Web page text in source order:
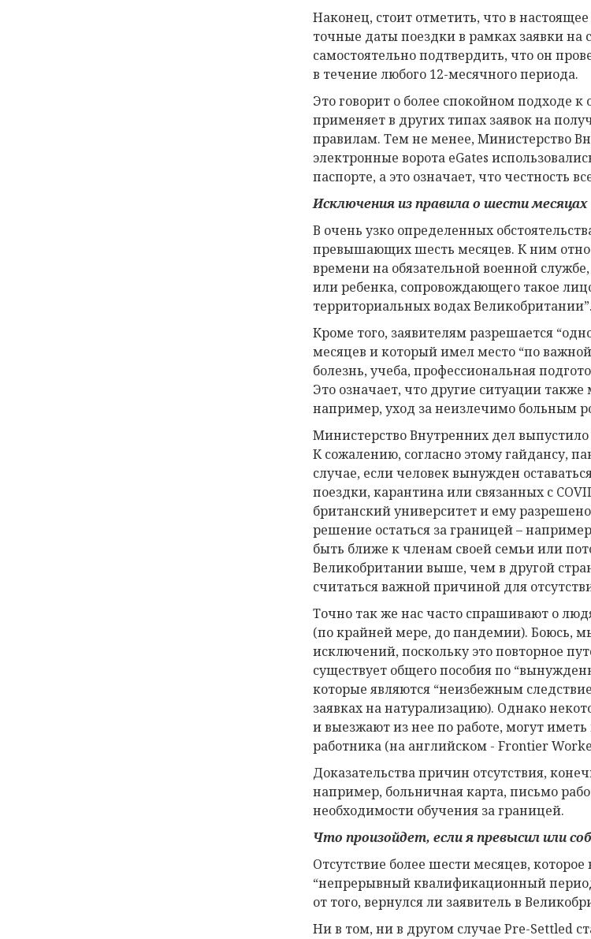
Наконец, стоит отметить, что в
точные даты поездки в рамках заявки на
самостоятельно подтвердить, что он
в течение любого 12-месячного периода.
Это говорит о более спокойном подходе
применяет в других типах заявок на
правилам. Тем не менее, Министерство
электронные ворота eGates
паспорте, а это означает, что честность
Исключения из правилао шести месяцах
В очень узко определенных
превышающих шесть месяцев. К ним
времени на обязательной военной
или ребенка, сопровождающего такое
территориальных водах Великобритании”.
Кроме того, заявителям разрешается
месяцев и который имел место “по
болезнь, учеба, профессиональная
Это означает, что другие ситуации
например, уход за неизлечимо больным
Министерство Внутренних дел выпустило
К сожалению, согласно этому гайдансу,
случае, если человек вынужден
поездки, карантина или связанных с
британский университет и ему
решение остаться за границей –
быть ближе к членам своей семьи или
Великобритании выше, чем в другой
считаться важной причиной для
Точно так же нас часто спрашивают о
(по крайней мере, до пандемии). Боюсь,
исключений, поскольку это повторное
существует общего пособия по
которые являются “неизбежным
заявках на натурализацию). Однако
и выезжают из нее по работе, могут
работника (на английском - Frontier
Доказательства причин отсутствия,
например, больничная карта, письмо
необходимости обучения за границей.
Что произойдет, если я превысил или
Отсутствие более шести месяцев,
“непрерывный квалификационный
от того, вернулся ли заявитель в
Ни в том, ни в другом случае Pre-Settled